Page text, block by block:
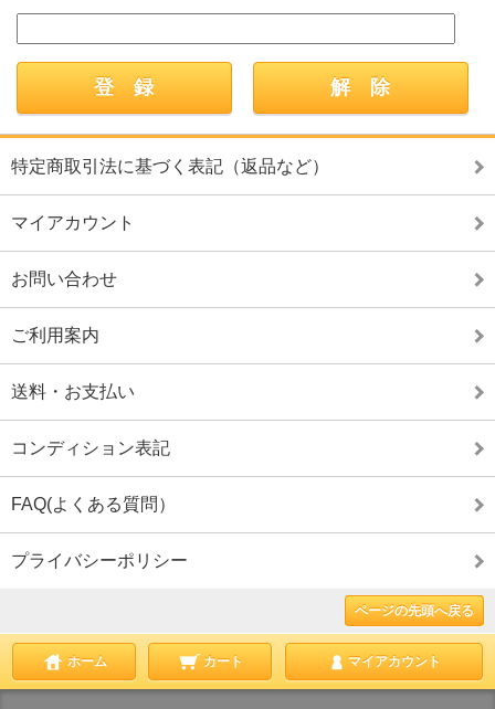
特定商取引法に基づく表記（返品など）
マイアカウント
お問い合わせ
ご利用案内
送料・お支払い
コンディション表記
FAQ(よくある質問）
プライバシーポリシー
ページの先頭へ戻る
ホーム カート マイアカウント